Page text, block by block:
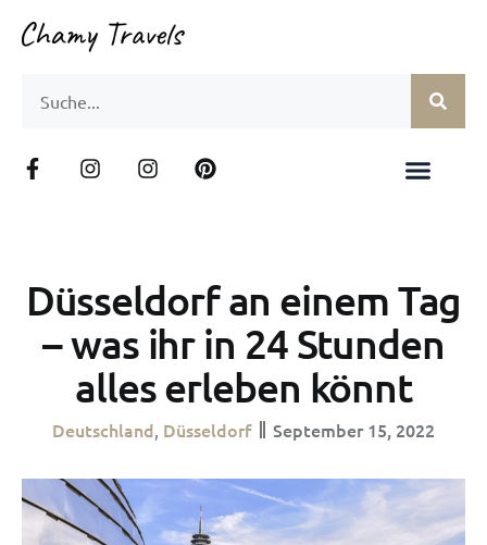
Düsseldorf an einem Tag
– was ihr in 24 Stunden
alles erleben könnt
Deutschland Düsseldorf September 15, 2022